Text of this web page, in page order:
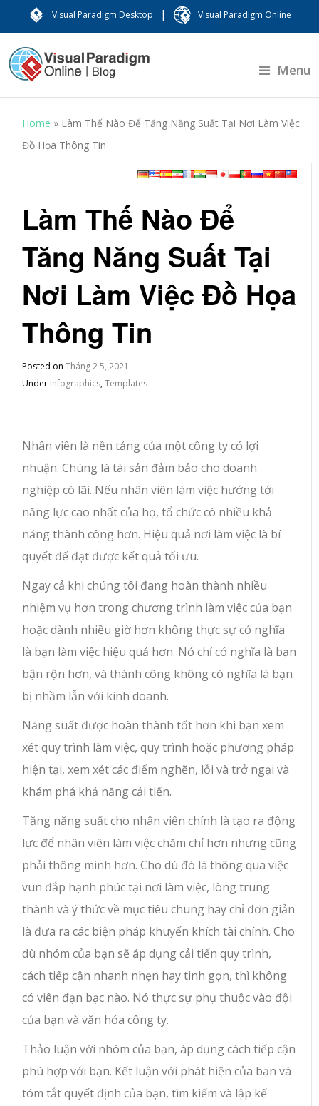
Visual Paradigm Desktop | Visual Paradigm Online
Menu
Home » Làm Thế Nào Để Tăng Năng Suất Tại Nơi Làm Việc
Đồ Họa Thông Tin
Làm Thế Nào Để
Tăng Năng Suất Tại
Nơi Làm Việc Đồ Họa
Thông Tin
Posted onTháng 2 5, 2021
Under Infographics,Templates
Nhân viên là nền tảng của một công ty có lợi
nhuận. Chúng là tài sản đảm bảo cho doanh
nghiệp có lãi. Nếu nhân viên làm việc hướng tới
năng lực cao nhất của họ, tổ chức có nhiều khả
năng thành công hơn. Hiệu quả nơi làm việc là bí
quyết để đạt được kết quả tối ưu.
Ngay cả khi chúng tôi đang hoàn thành nhiều
nhiệm vụ hơn trong chương trình làm việc của bạn
hoặc dành nhiều giờ hơn không thực sự có nghĩa
là bạn làm việc hiệu quả hơn. Nó chỉ có nghĩa là bạn
bận rộn hơn, và thành công không có nghĩa là bạn
bị nhầm lẫn với kinh doanh.
Năng suất được hoàn thành tốt hơn khi bạn xem
xét quy trình làm việc, quy trình hoặc phương pháp
hiện tại, xem xét các điểm nghẽn, lỗi và trở ngại và
khám phá khả năng cải tiến.
Tăng năng suất cho nhân viên chính là tạo ra động
lực để nhân viên làm việc chăm chỉ hơn nhưng cũng
phải thông minh hơn. Cho dù đó là thông qua việc
vun đắp hạnh phúc tại nơi làm việc, lòng trung
thành và ý thức về mục tiêu chung hay chỉ đơn giản
là đưa ra các biện pháp khuyến khích tài chính. Cho
dù nhóm của bạn sẽ áp dụng cải tiến quy trình,
cách tiếp cận nhanh nhẹn hay tinh gọn, thì không
có viên đạn bạc nào. Nó thực sự phụ thuộc vào đội
của bạn và văn hóa công ty.
Thảo luận với nhóm của bạn, áp dụng cách tiếp cận
phù hợp với bạn. Kết luận với phát hiện của bạn và
tóm tắt quyết định của bạn, tìm kiếm và lập kế